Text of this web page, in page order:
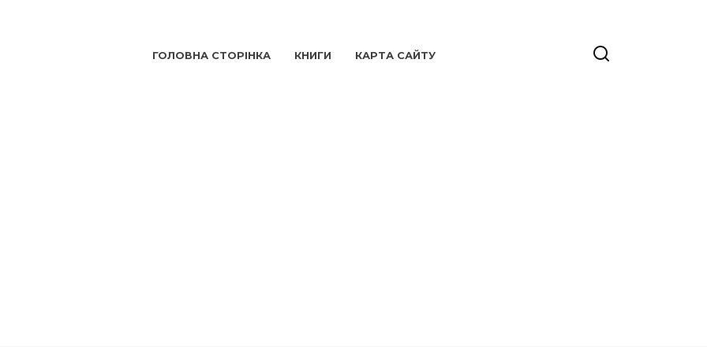
ГОЛОВНА СТОРІНКА КНИГИ КАРТА САЙТУ